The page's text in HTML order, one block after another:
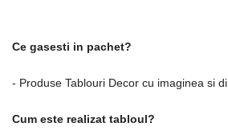
Ce gasesti in pachet?
- Produse Tablouri Decor cu imaginea si
Cum este realizat tabloul?